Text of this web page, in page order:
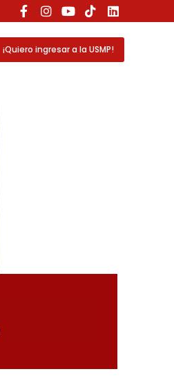
¡Quiero ingresar a la USMP!